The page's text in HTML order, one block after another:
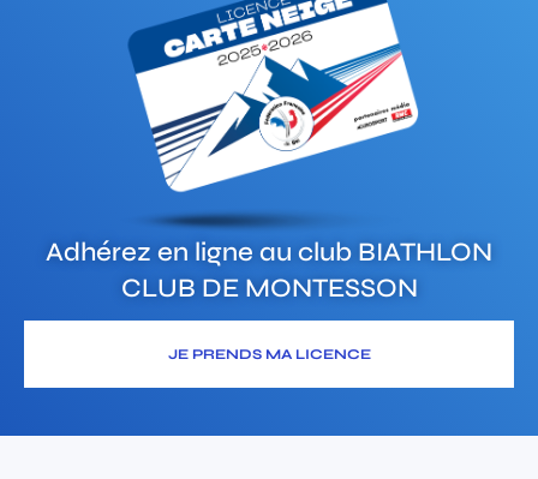
Adhérez en ligne au club BIATHLON
CLUB DE MONTESSON
JE PRENDS MA LICENCE